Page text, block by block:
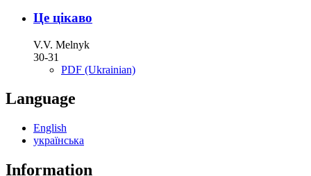
Це цікаво
V.V. Melnyk
30-31
PDF (Ukrainian)
Language
English
українська
Information